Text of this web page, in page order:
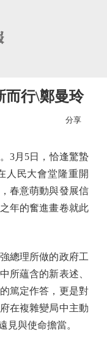
而行\鄭曼玲
分享
月5日，恰逢驚蟄
人民大會堂隆重開
春意萌動與發展信
年的奮進畫卷就此
總理所做的政府工
所蘊含的新表述、
篤定作答，更是對
在複雜變局中主動
見與使命擔當。